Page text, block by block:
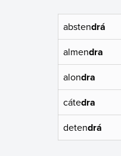
abstendrá
almendra
alondra
cátedra
detendrá